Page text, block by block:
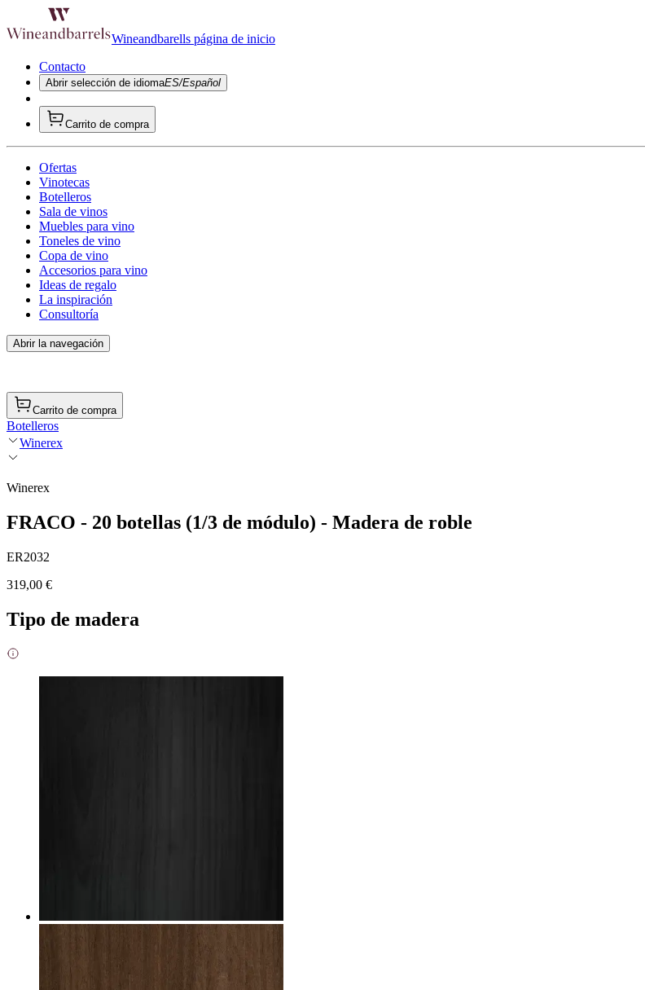
Wineandbarells página de inicio
Contacto
Abrir selección de idiomaES/Español
Carrito de compra
Ofertas
Vinotecas
Botelleros
Sala de vinos
Muebles para vino
Toneles de vino
Copa de vino
Accesorios para vino
Ideas de regalo
La inspiración
Consultoría
Abrir la navegación
Carrito de compra
Botelleros
Winerex
Winerex
FRACO - 20 botellas (1/3 de módulo) - Madera de roble
ER2032
319,00 €
Tipo de madera